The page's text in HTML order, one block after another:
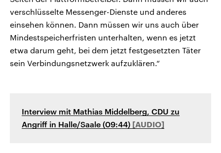
verschlüsselte Messenger-Dienste und anderes
einsehen können. Dann müssen wir uns auch über
Mindestspeicherfristen unterhalten, wenn es jetzt
etwa darum geht, bei dem jetzt festgesetzten Täter
sein Verbindungsnetzwerk aufzuklären.“
Interview mit Mathias Middelberg, CDU zu
Angriff in Halle/Saale (09:44)